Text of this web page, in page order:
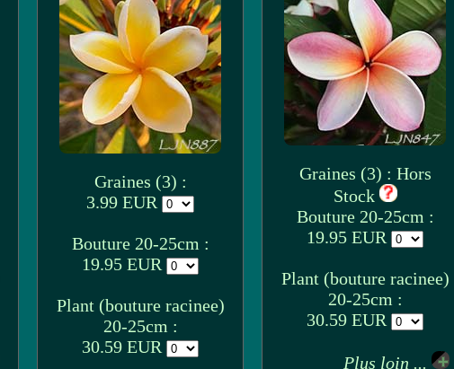
Graines (3) :
3.99 EUR
Bouture 20-25cm :
19.95 EUR
Plant (bouture racinee)
20-25cm :
30.59 EUR
Graines (3) : Hors
Stock
Bouture 20-25cm :
19.95 EUR
Plant (bouture racinee)
20-25cm :
30.59 EUR
Plus loin ...